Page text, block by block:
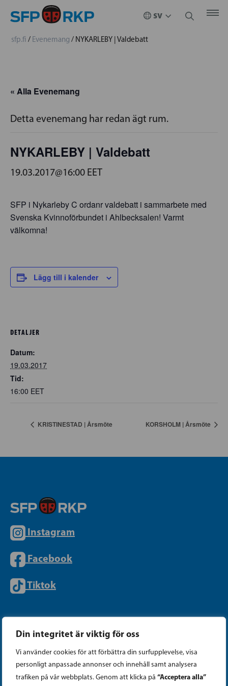
Din integritet är viktig för oss
Vi använder cookies för att förbättra din surfupplevelse, visa
personligt anpassade annonser och innehåll samt analysera
trafiken på vår webbplats. Genom att klicka på “Acceptera alla”
sfp.fi / Evenemang / NYKARLEBY | Valdebatt
« Alla Evenemang
Detta evenemang har redan ägt rum.
NYKARLEBY | Valdebatt
19.03.2017@16:00 EET
SFP i Nykarleby C ordanr valdebatt i sammarbete med
Svenska Kvinnoförbundet i Ahlbecksalen! Varmt
välkomna!
Lägg till i kalender
DETALJER
Datum:
19.03.2017
Tid:
16:00 EET
KRISTINESTAD | Årsmöte KORSHOLM | Årsmöte
Instagram
Facebook
Tiktok
PARTIKANSLIET
Telefon (09) 693 070
PB 430, 00101 Helsingfors